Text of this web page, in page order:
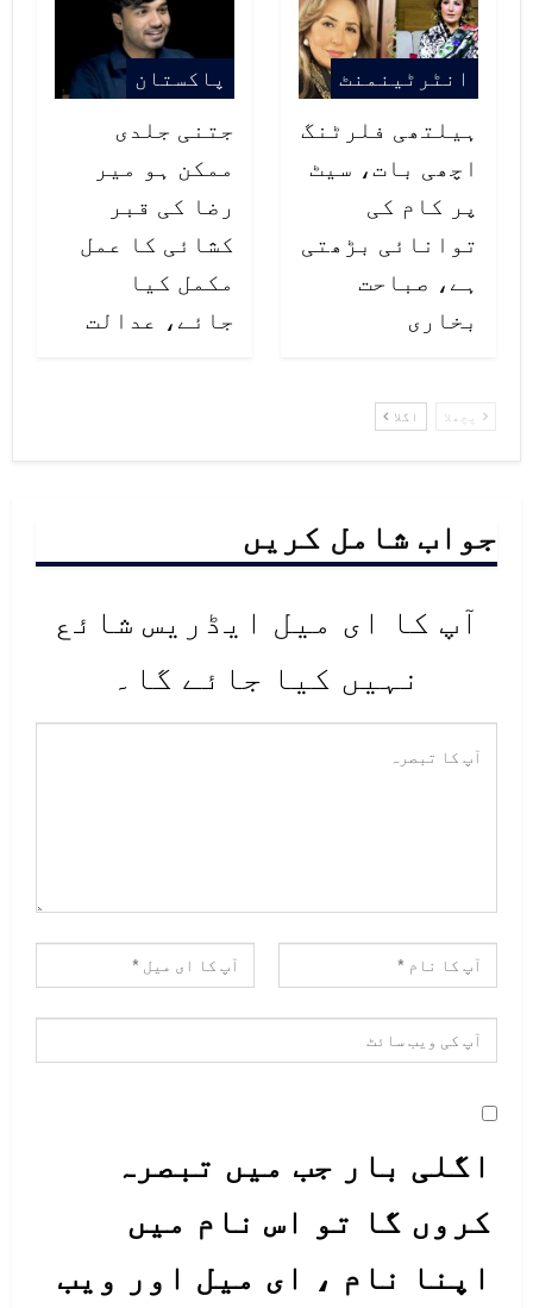
تمام اشیا وافر مقدار میں موجود
ہیں، حد سے زیادہ اشیا خریدنے کے
چکر میں نہ پڑیں۔ قیمتوں کی نگرانی
24 گھنٹے کی جارہی ہے۔
انٹرٹینمنٹ
ہیلتھی فلرٹنگ
اچھی بات، سیٹ
پر کام کی
توانائی بڑھتی
ہے، صباحت
بخاری
پاکستان
جتنی جلدی
ممکن ہو میر
رضا کی قبر
کشائی کا عمل
مکمل کیا
جائے، عدالت
پچھلا اگلا
جواب شامل کریں
آپ کا ای میل ایڈریس شائع
نہیں کیا جائے گا۔
اگلی بار جب میں تبصرہ
کروں گا تو اس نام میں
اپنا نام ، ای میل اور ویب